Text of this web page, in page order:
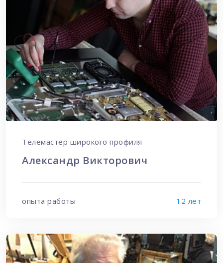
Телемастер широкого профиля
Александр Викторович
опыта работы 12 лет